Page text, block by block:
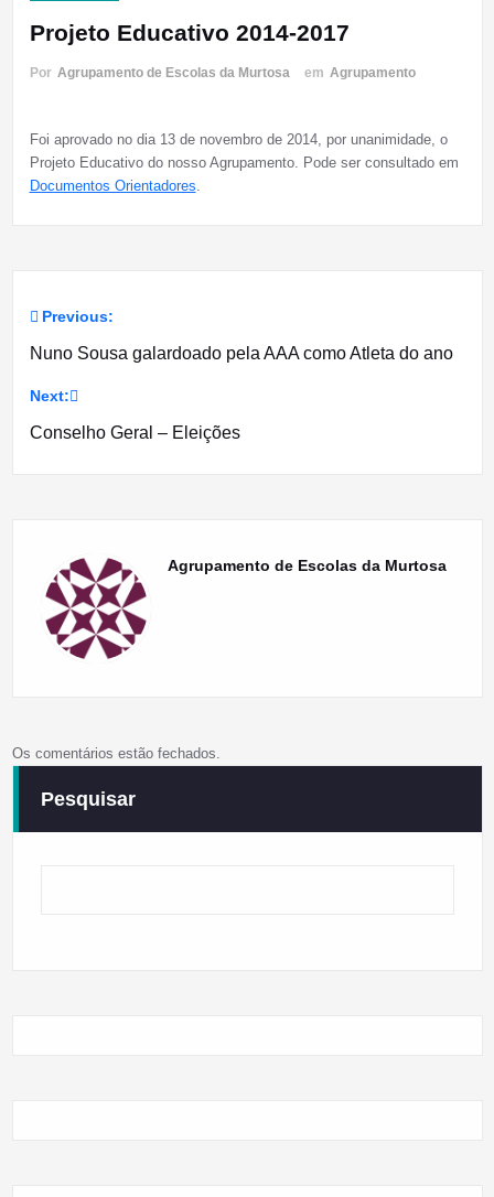
Projeto Educativo 2014-2017
Por Agrupamento de Escolas da Murtosa em Agrupamento
Foi aprovado no dia 13 de novembro de 2014, por unanimidade, o
Projeto Educativo do nosso Agrupamento. Pode ser consultado em
Documentos Orientadores.
Navegação
artigos
Previous:
Nuno Sousa galardoado pela AAA como Atleta do ano
Next:
Conselho Geral – Eleições
Agrupamento de Escolas da Murtosa
Os comentários estão fechados.
Pesquisar